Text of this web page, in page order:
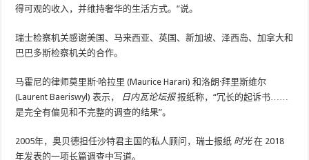
得可观的收入，并维持奢华的生活方式。”说。
瑞士检察机关感谢美国、马来西亚、英国、新加坡、泽西岛、加拿大和
巴巴多斯检察机关的合作。
马霍尼的律师莫里斯·哈拉里 (Maurice Harari) 和洛朗·拜里斯维尔
(Laurent Baeriswyl) 表示，
日内瓦论坛报报纸称，“冗长的起诉书……
是完全有偏见和不完整的调查的结果”。
2005年，奥贝德担任沙特君主国的私人顾问，瑞士报纸 时光在 2018
年发表的一项长篇调查中写道。